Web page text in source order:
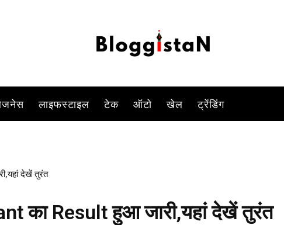
लाइफस्टाइल टेक ऑटो खेल ट्रेंडिंग
देखें तुरंत
का Result हुआ जारी,यहां देखें तुरंत